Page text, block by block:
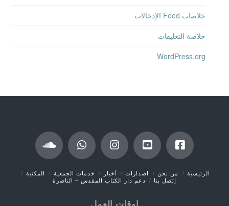
خلاصات Feed الإدخالات
خلاصة التعليقات
WordPress.org
الرئيسية من نحن اصدارات أخبار خدمات الجمعية
المكتبة
إتصل بنا
دعم دار الكتاب المقدس – الناصرة